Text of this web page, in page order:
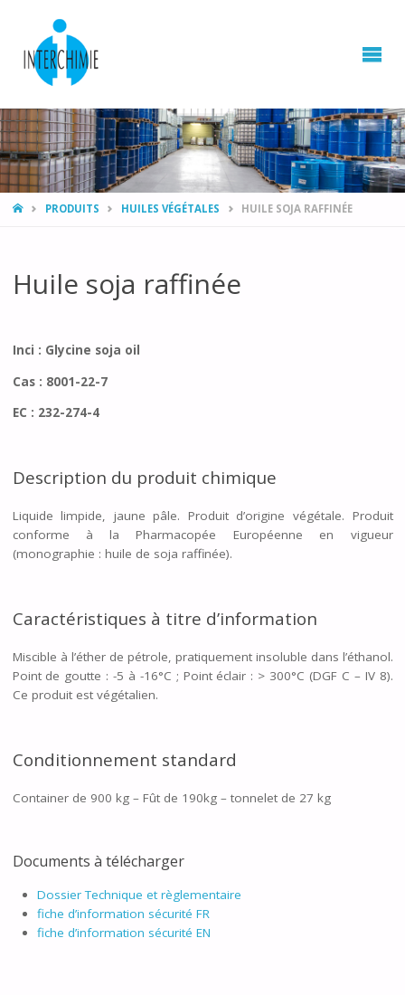
HOMEPRODUITS HUILES VÉGÉTALES HUILE SOJA RAFFINÉE
Huile soja raffinée
Inci : Glycine soja oil
Cas : 8001-22-7
EC : 232-274-4
Description du produit chimique
Liquide limpide, jaune pâle. Produit d’origine végétale. Produit
conforme à la Pharmacopée Européenne en vigueur
(monographie : huile de soja raffinée).
Caractéristiques à titre d’information
Miscible à l’éther de pétrole, pratiquement insoluble dans l’éthanol.
Point de goutte : -5 à -16°C ; Point éclair : > 300°C (DGF C – IV 8).
Ce produit est végétalien.
Conditionnement standard
Container de 900 kg – Fût de 190kg – tonnelet de 27 kg
Documents à télécharger
Dossier Technique et règlementaire
fiche d’information sécurité FR
fiche d’information sécurité EN